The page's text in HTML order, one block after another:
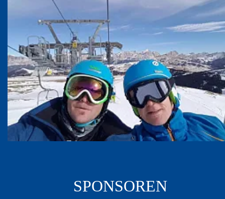
SPONSOREN